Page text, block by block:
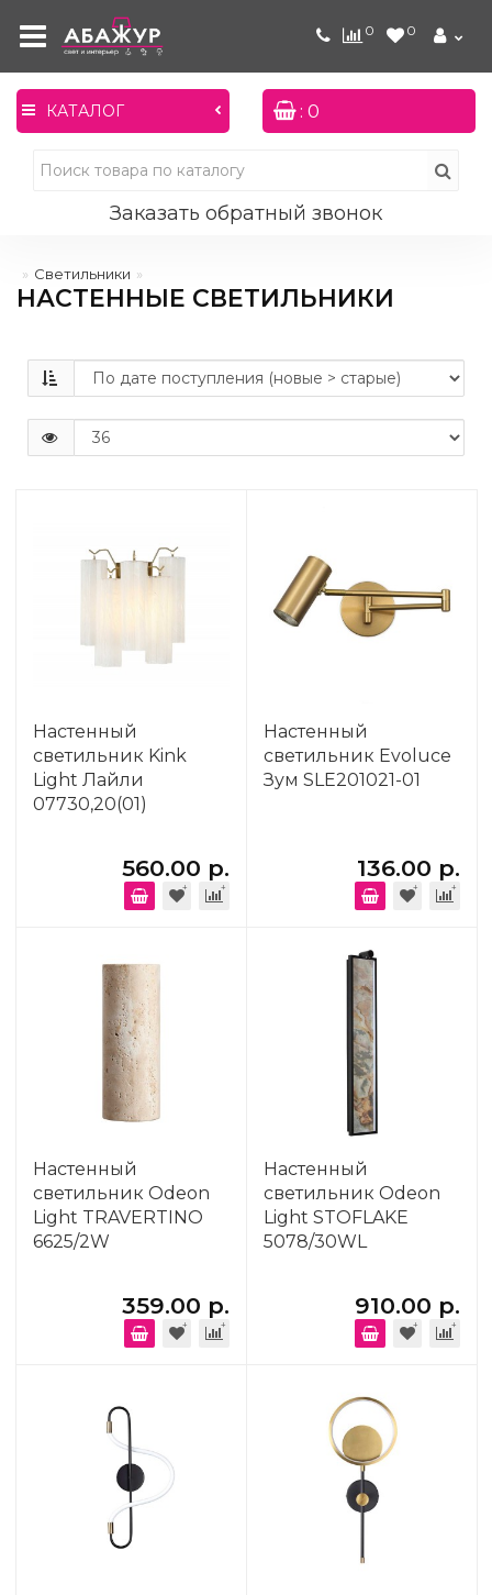
0 0
КАТАЛОГ : 0
Заказать обратный звонок
Светильники
НАСТЕННЫЕ СВЕТИЛЬНИКИ
Настенный
светильник Kink
Light Лайли
07730,20(01)
560.00 р.
Настенный
светильник Evoluce
Зум SLE201021-01
136.00 р.
Настенный
светильник Odeon
Light TRAVERTINO
6625/2W
359.00 р.
Настенный
светильник Odeon
Light STOFLAKE
5078/30WL
910.00 р.